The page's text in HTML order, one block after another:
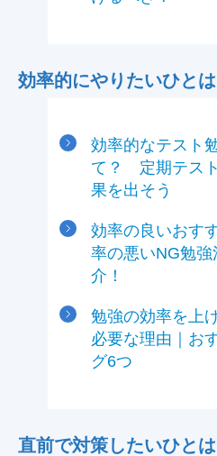
効率的にやりたいひとは
効率的なテスト
て？ 定期テス
果を出そう
効率の良いおす
率の悪いNG勉
介！
勉強の効率を上
必要な理由｜お
グ6つ
直前で対策したいひとは